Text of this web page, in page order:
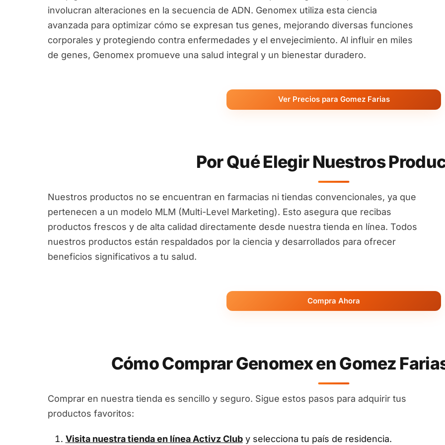
involucran alteraciones en la secuencia de ADN. Genomex utiliza esta ciencia
avanzada para optimizar cómo se expresan tus genes, mejorando diversas funciones
corporales y protegiendo contra enfermedades y el envejecimiento. Al influir en miles
de genes, Genomex promueve una salud integral y un bienestar duradero.
Ver Precios para Gomez Farias
Por Qué Elegir Nuestros
Nuestros productos no se encuentran en farmacias ni tiendas convencionales, ya que
pertenecen a un modelo MLM (Multi-Level Marketing). Esto asegura que recibas
productos frescos y de alta calidad directamente desde nuestra tienda en línea. Todos
nuestros productos están respaldados por la ciencia y desarrollados para ofrecer
beneficios significativos a tu salud.
Compra Ahora
Cómo Comprar Genomex en Gomez
Comprar en nuestra tienda es sencillo y seguro. Sigue estos pasos para adquirir tus
productos favoritos:
Visita nuestra tienda en línea Activz Cluby selecciona tu país de residencia.